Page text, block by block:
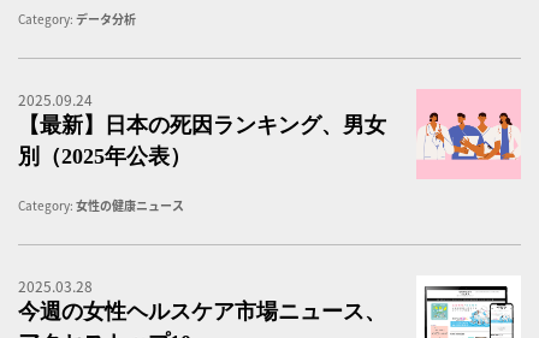
Category: データ分析
2025.09.24
【最新】日本の死因ランキング、男女
別（2025年公表）
Category: 女性の健康ニュース
2025.03.28
今週の女性ヘルスケア市場ニュース、